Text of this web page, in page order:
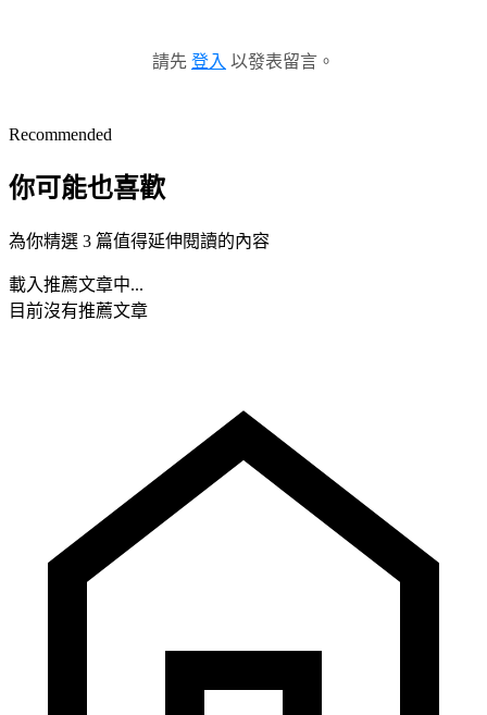
請先 登入 以發表留言。
Recommended
你可能也喜歡
為你精選 3 篇值得延伸閱讀的內容
載入推薦文章中...
目前沒有推薦文章